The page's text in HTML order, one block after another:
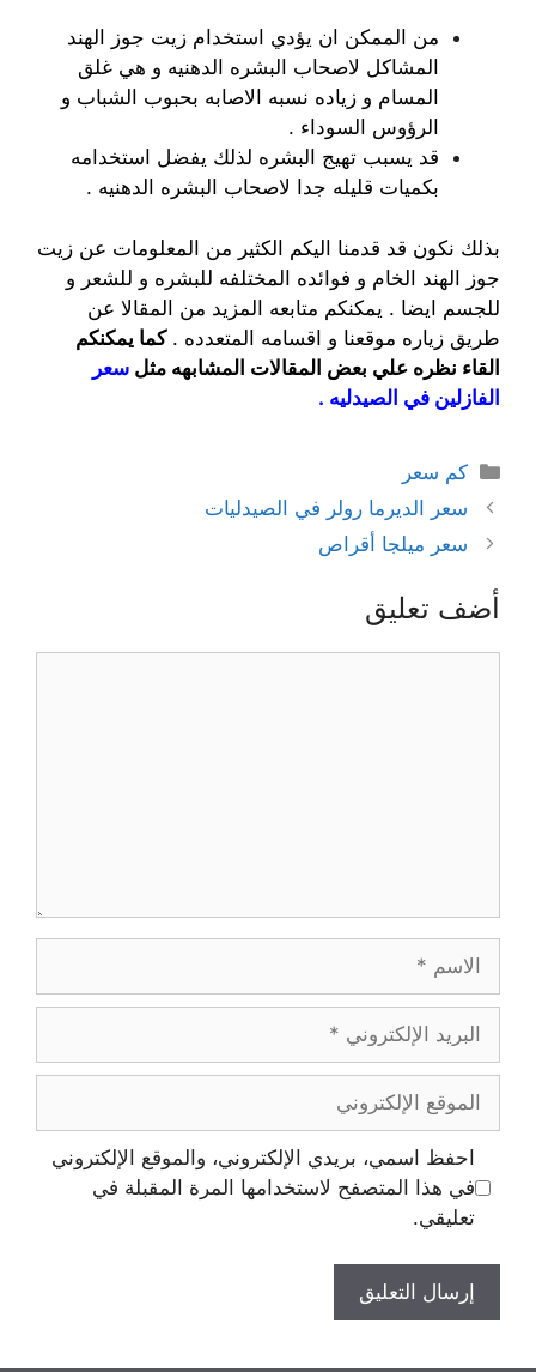
من الممكن ان يؤدي استخدام زيت جوز الهند
المشاكل لاصحاب البشره الدهنيه و هي غلق
المسام و زياده نسبه الاصابه بحبوب الشباب و
الرؤوس السوداء .
قد يسبب تهيج البشره لذلك يفضل استخدامه
بكميات قليله جدا لاصحاب البشره الدهنيه .
بذلك نكون قد قدمنا اليكم الكثير من المعلومات عن زيت
جوز الهند الخام و فوائده المختلفه للبشره و للشعر و
للجسم ايضا . يمكنكم متابعه المزيد من المقالا عن
طريق زياره موقعنا و اقسامه المتعدده .كما يمكنكم
القاء نظره علي بعض المقالات المشابهه مثل سعر
الفازلين في الصيدليه .
التصنيفات
كم سعر
سعر الديرما رولر في الصيدليات
سعر ميلجا أقراص
أضف تعليق
الاسم
البريد
الإلكتروني
الموقع
الإلكتروني
احفظ اسمي، بريدي الإلكتروني، والموقع الإلكتروني
في هذا المتصفح لاستخدامها المرة المقبلة في
تعليقي.